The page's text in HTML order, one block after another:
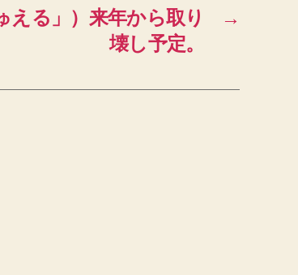
→
える」）来年から取り
壊し予定。